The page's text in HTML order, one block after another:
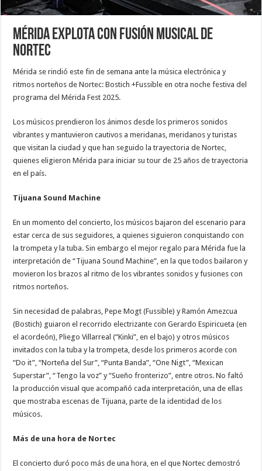
Mérida explota con fusión musical de
Nortec
Mérida se rindió este fin de semana ante la música electrónica y
ritmos norteños de Nortec: Bostich +Fussible en otra noche festiva del
programa del Mérida Fest 2025.
Los músicos prendieron los ánimos desde los primeros sonidos
vibrantes y mantuvieron cautivos a meridanas, meridanos y turistas
que visitan la ciudad y que han seguido la trayectoria de Nortec,
quienes eligieron Mérida para iniciar su tour de 25 años de trayectoria
en el país.
Tijuana Sound Machine
En un momento del concierto, los músicos bajaron del escenario para
estar cerca de sus seguidores, a quienes siguieron conquistando con
la trompeta y la tuba. Sin embargo el mejor regalo para Mérida fue la
interpretación de “Tijuana Sound Machine”, en la que todos bailaron y
movieron los brazos al ritmo de los vibrantes sonidos y fusiones con
ritmos norteños.
Sin necesidad de palabras, Pepe Mogt (Fussible) y Ramón Amezcua
(Bostich) guiaron el recorrido electrizante con Gerardo Espiricueta (en
el acordeón), Pliego Villarreal (“Kinki”, en el bajo) y otros músicos
invitados con la tuba y la trompeta, desde los primeros acorde con
“Do it”, “Norteña del Sur”, “Punta Banda”, “One Nigt”, “Mexican
Superstar”, “Tengo la voz” y “Sueño fronterizo”, entre otros. No faltó
la producción visual que acompañó cada interpretación, una de ellas
que mostraba escenas de Tijuana, parte de la identidad de los
músicos.
Más de una hora de Nortec
El concierto duró poco más de una hora, en el que Nortec demostró